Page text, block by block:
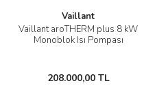
Vaillant
Vaillant aroTHERM plus 8 kW
Monoblok Isı Pompası
208.000,00 TL